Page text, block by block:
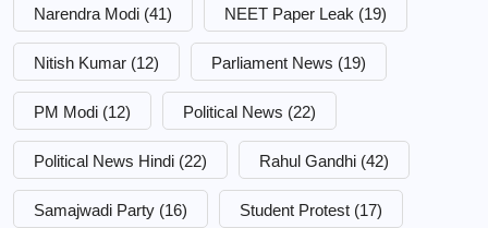
Narendra Modi (41) NEET Paper Leak (19)
Nitish Kumar (12) Parliament News (19)
PM Modi (12) Political News (22)
Political News Hindi (22) Rahul Gandhi (42)
Samajwadi Party (16) Student Protest (17)